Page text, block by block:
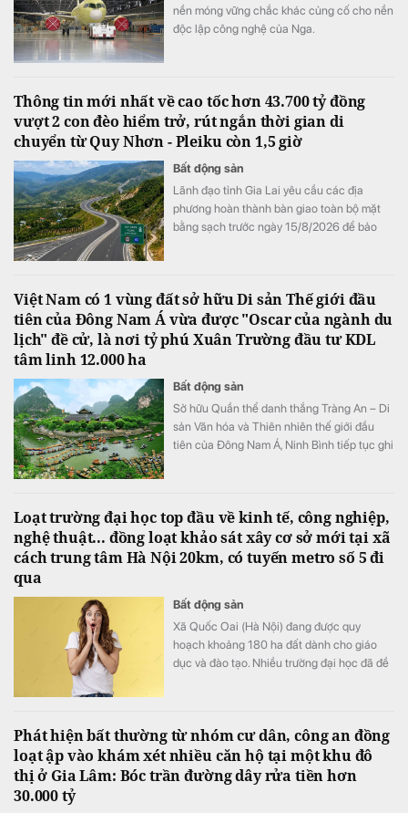
nền móng vững chắc khác củng cố cho nền
độc lập công nghệ của Nga.
Thông tin mới nhất về cao tốc hơn 43.700 tỷ đồng
vượt 2 con đèo hiểm trở, rút ngắn thời gian di
chuyển từ Quy Nhơn - Pleiku còn 1,5 giờ
Bất động sản
Lãnh đạo tỉnh Gia Lai yêu cầu các địa
phương hoàn thành bàn giao toàn bộ mặt
bằng sạch trước ngày 15/8/2026 để bảo
Việt Nam có 1 vùng đất sở hữu Di sản Thế giới đầu
tiên của Đông Nam Á vừa được "Oscar của ngành du
lịch" đề cử, là nơi tỷ phú Xuân Trường đầu tư KDL
tâm linh 12.000 ha
Bất động sản
Sở hữu Quần thể danh thắng Tràng An – Di
sản Văn hóa và Thiên nhiên thế giới đầu
tiên của Đông Nam Á, Ninh Bình tiếp tục ghi
Loạt trường đại học top đầu về kinh tế, công nghiệp,
nghệ thuật... đồng loạt khảo sát xây cơ sở mới tại xã
cách trung tâm Hà Nội 20km, có tuyến metro số 5 đi
qua
Bất động sản
Xã Quốc Oai (Hà Nội) đang được quy
hoạch khoảng 180 ha đất dành cho giáo
dục và đào tạo. Nhiều trường đại học đã đề
Phát hiện bất thường từ nhóm cư dân, công an đồng
loạt ập vào khám xét nhiều căn hộ tại một khu đô
thị ở Gia Lâm: Bóc trần đường dây rửa tiền hơn
30.000 tỷ